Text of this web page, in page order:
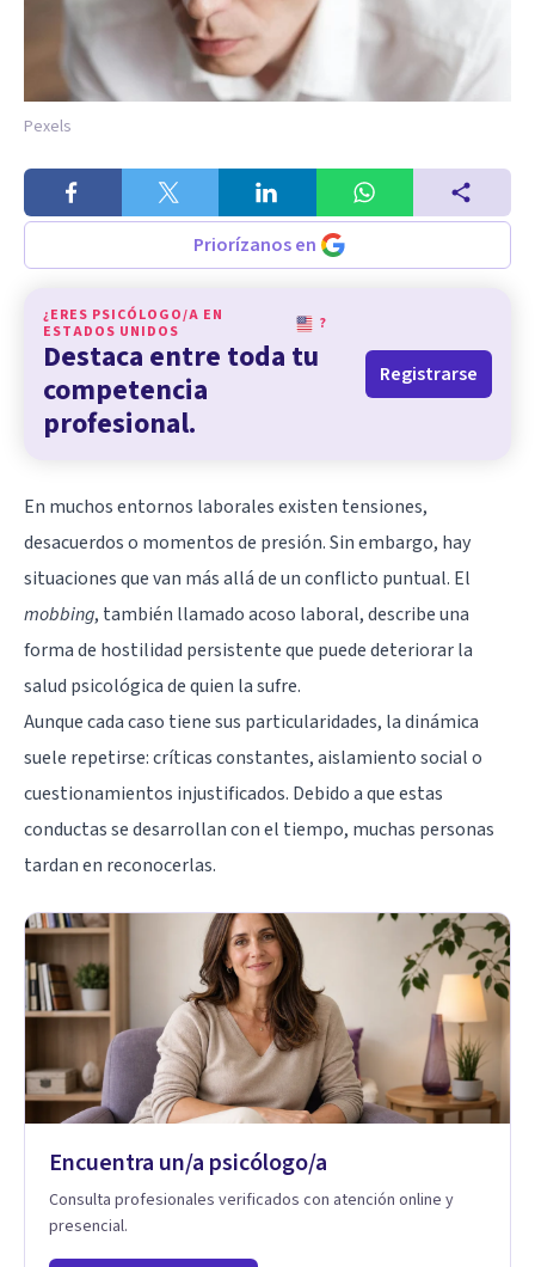
Pexels
Priorízanos en
¿ERES PSICÓLOGO/A EN
ESTADOS UNIDOS
?
Destaca entre toda tu
competencia
profesional.
Registrarse
En muchos entornos laborales existen tensiones,
desacuerdos o momentos de presión. Sin embargo, hay
situaciones que van más allá de un conflicto puntual. El
mobbing, también llamado acoso laboral, describe una
forma de hostilidad persistente que puede deteriorar la
salud psicológica de quien la sufre.
Aunque cada caso tiene sus particularidades, la dinámica
suele repetirse: críticas constantes, aislamiento social o
cuestionamientos injustificados. Debido a que estas
conductas se desarrollan con el tiempo, muchas personas
tardan en reconocerlas.
Encuentra un/a psicólogo/a
Consulta profesionales verificados con atención online y
presencial.